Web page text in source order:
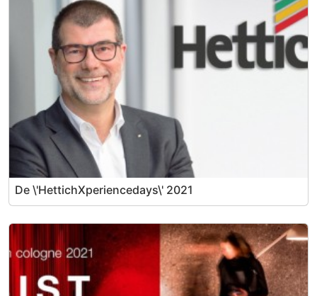
De \'HettichXperiencedays\' 2021